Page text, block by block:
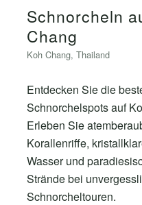
Schnorcheln
Chang
Koh Chang,Thailand
Entdecken Sie die
Schnorchelspots auf
Erleben Sie
Korallenriffe,
Wasser und
Strände bei
Schnorcheltouren.